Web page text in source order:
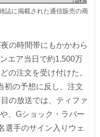
誌に掲載された通信販売の商
の時間帯にもかかわら
エア当日で約1,500万
の注文を受け付けた。
初の予想に反し、注文
の放送では、ティファ
、Gショック・ラバー
選手のサイン入りウェ